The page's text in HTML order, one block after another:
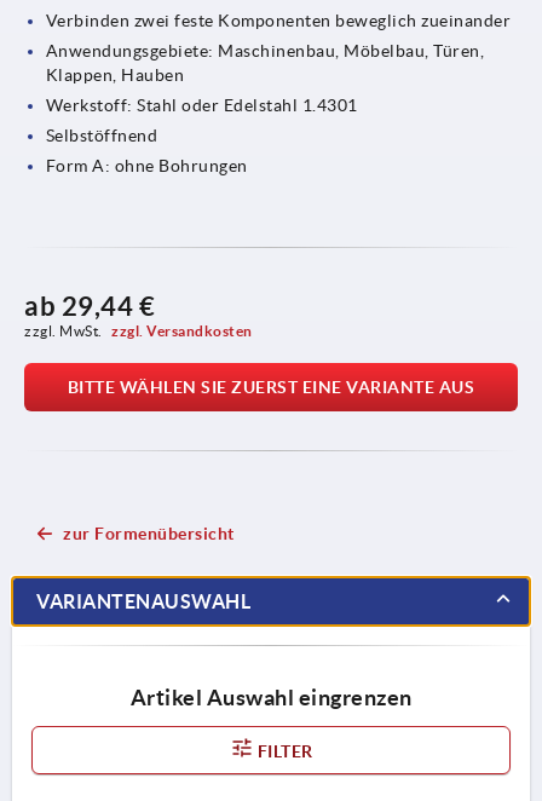
Verbinden zwei feste Komponenten beweglich zueinander
Anwendungsgebiete: Maschinenbau, Möbelbau, Türen,
Klappen, Hauben
Werkstoff: Stahl oder Edelstahl 1.4301
Selbstöffnend
Form A: ohne Bohrungen
ab 29,44 €
zzgl. MwSt. zzgl. Versandkosten
BITTE WÄHLEN SIE ZUERST EINE VARIANTE AUS
zur Formenübersicht
VARIANTENAUSWAHL
Artikel Auswahl eingrenzen
FILTER